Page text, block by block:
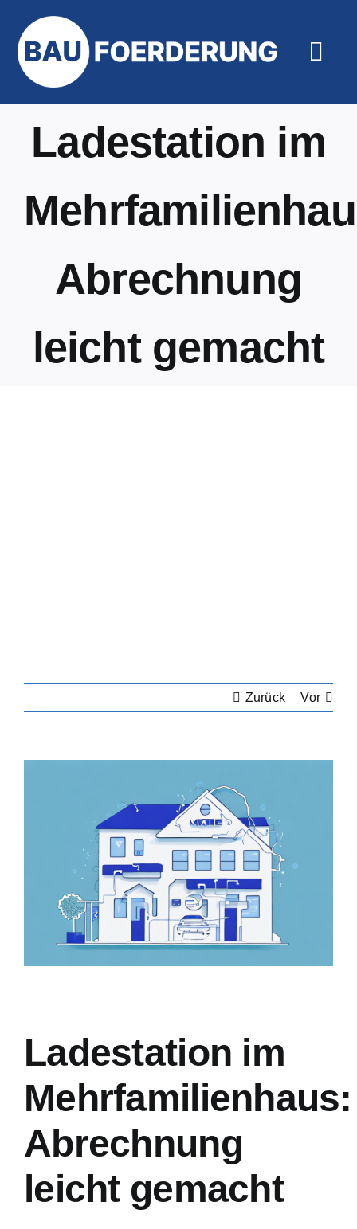
Inhalt
springen
Ladestation im
Abrechnung
leicht gemacht
Zurück Vor
Ladestation im
Mehrfamilienhaus:
Abrechnung
leicht gemacht